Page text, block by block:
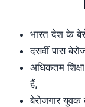
भारत देश के
दसवीं पास
अधिकतम
हैं,
बेरोजगार युवक